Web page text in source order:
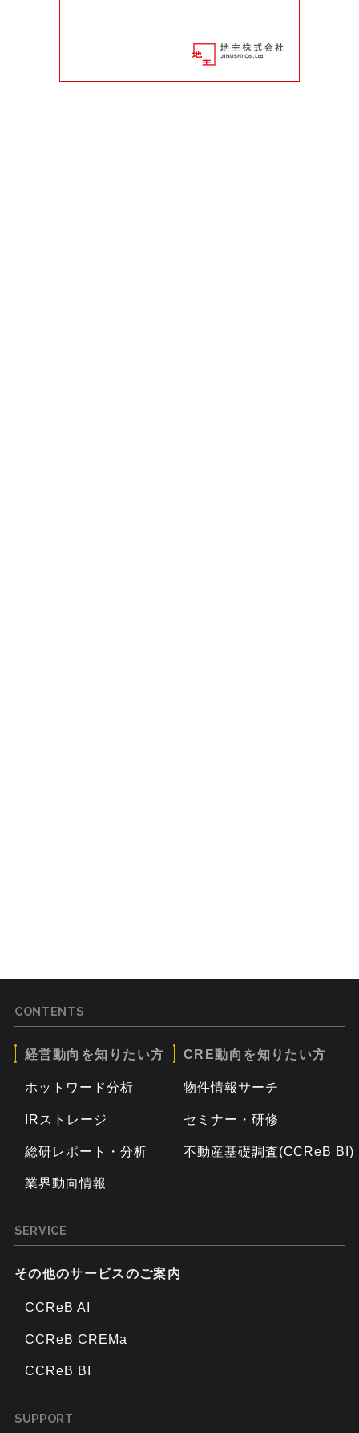
CONTENTS
経営動向を知りたい方
ホットワード分析
IRストレージ
総研レポート・分析
業界動向情報
CRE動向を知りたい方
物件情報サーチ
セミナー・研修
不動産基礎調査(CCReB BI)
SERVICE
その他のサービスのご案内
CCReB AI
CCReB CREMa
CCReB BI
SUPPORT